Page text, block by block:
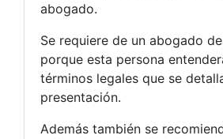
abogado.
Se requiere de un abogado
porque esta persona
términos legales que se
presentación.
Además también se